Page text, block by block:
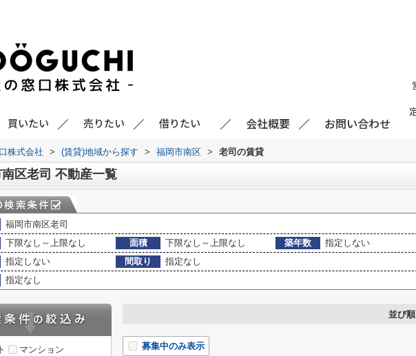
買いたい 売りたい 借りたい 会社概要 お問い合わせ
株式会社 > (賃貸)地域から探す > 福岡市南区 > 老司の賃貸
区老司 不動産一覧
福岡市南区老司
下限なし～上限なし 面積 下限なし～上限なし 築年数
指定しない
指定しない 間取り
指定なし
指定なし
並び順
募集中のみ表示
マンション